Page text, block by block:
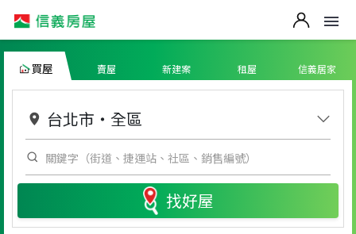
買屋 賣屋 新建案 租屋 信義居家
台北市 ・ 全區
找好屋